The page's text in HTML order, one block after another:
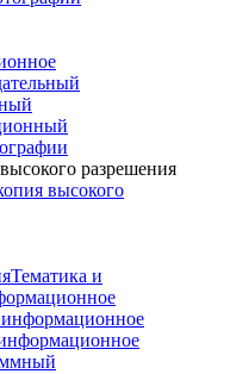
разрешения
высокого
Тематика и